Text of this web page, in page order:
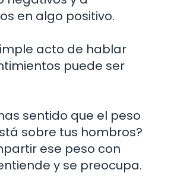
en algo positivo.
acto de hablar
puede ser
sentido que el peso
sobre tus hombros?
ese peso con
y se preocupa.